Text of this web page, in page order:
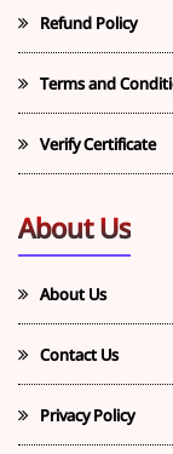
Refund Policy
Terms and
Verify Certificate
About Us
About Us
Contact Us
Privacy Policy